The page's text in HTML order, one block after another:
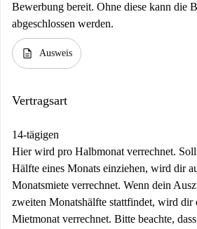
Bewerbung bereit. Ohne diese kann die
abgeschlossen werden.
description Ausweis
Vertragsart
14-tägigen
Hier wird pro Halbmonat verrechnet.
Hälfte eines Monats einziehen, wird dir
Monatsmiete verrechnet. Wenn dein
zweiten Monatshälfte stattfindet, wird dir
Mietmonat verrechnet. Bitte beachte,